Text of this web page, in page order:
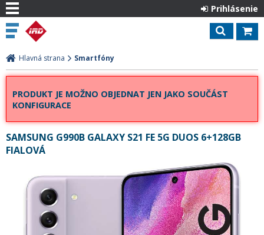
Prihlásenie
Hlavná strana Smartfóny
PRODUKT JE MOŽNO OBJEDNAT JEN JAKO SOUČÁST
KONFIGURACE
SAMSUNG G990B GALAXY S21 FE 5G DUOS 6+128GB
FIALOVÁ